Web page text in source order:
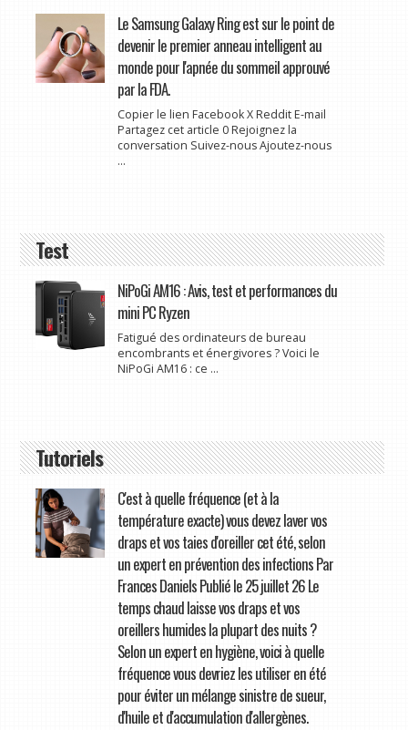
Le Samsung Galaxy Ring est sur le point de
devenir le premier anneau intelligent au
monde pour l'apnée du sommeil approuvé
par la FDA.
Copier le lien Facebook X Reddit E-mail
Partagez cet article 0 Rejoignez la
conversation Suivez-nous Ajoutez-nous
...
Test
NiPoGi AM16 : Avis, test et performances du
mini PC Ryzen
Fatigué des ordinateurs de bureau
encombrants et énergivores ? Voici le
NiPoGi AM16 : ce ...
Tutoriels
C'est à quelle fréquence (et à la
température exacte) vous devez laver vos
draps et vos taies d'oreiller cet été, selon
un expert en prévention des infections Par
Frances Daniels Publié le 25 juillet 26 Le
temps chaud laisse vos draps et vos
oreillers humides la plupart des nuits ?
Selon un expert en hygiène, voici à quelle
fréquence vous devriez les utiliser en été
pour éviter un mélange sinistre de sueur,
d'huile et d'accumulation d'allergènes.